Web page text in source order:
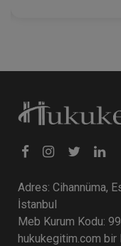
Adres: Cihannüma,
İstanbul
Meb Kurum Kodu:
hukukegitim.com